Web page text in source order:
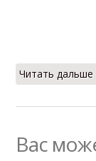
Читать
Вас